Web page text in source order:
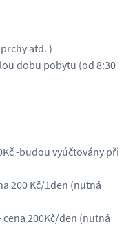
atd. )
dobu pobytu (od 8:30
-budou vyúčtovány při
200 Kč/1den (nutná
200Kč/den (nutná